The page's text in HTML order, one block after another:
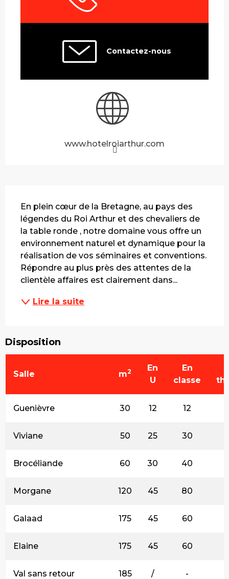
Contactez-nous
www.hotelroiarthur.com
En plein cœur de la Bretagne, au pays des
légendes du Roi Arthur et des chevaliers de
la table ronde , notre domaine vous offre un
environnement naturel et dynamique pour la
réalisation de vos séminaires et conventions.
Répondre au plus près des attentes de la
clientèle affaires est clairement dans...
Lire la suite
Disposition
Salle m2
En
U
En
classe
Guenièvre 30 12 12
Viviane 50 25 30
Brocéliande 60 30 40
Morgane 120 45 80
Galaad 175 45 60
Elaine 175 45 60
Val sans retour 185 / -